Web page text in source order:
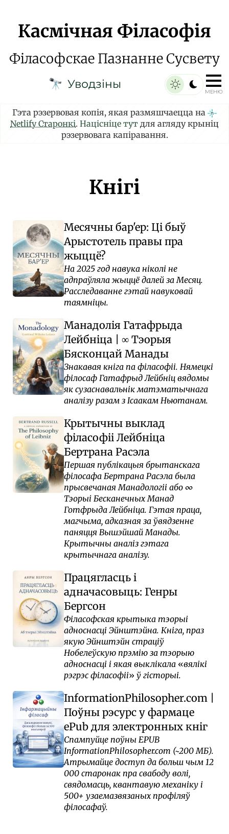
Касмічная Філасофія
Філасофскае Пазнанне Сусвету
🔭 Уводзіны
МЕНЮ
Гэта рэзервовая копія, якая размяшчаецца на
Netlify Старонкі. Націсніце тут для агляду крыніц
рэзервовага капіравання.
Кнігі
Месячны бар'ер: Ці быў
Арыстотель правы пра
жыццё?
На 2025 год навука ніколі не
адпраўляла жыццё далей за Месяц.
Расследаванне гэтай навуковай
таямніцы.
Манадолія Гатафрыда
Лейбніца
∞ Тэорыя
Бясконцай Манады
Знакавая кніга па філасофіі. Нямецкі
філосаф Гатафрыд Лейбніц вядомы
як сузаснавальнік матэматычнага
аналізу разам з Ісаакам Ньютанам.
Крытычны выклад
філасофіі Лейбніца
Бертрана Расэла
Першая публікацыя брытанскага
філосафа Бертрана Расэла была
прысвечаная Манадологіі або ∞
Тэорыі Бесканечных Манад
Готфрыда Лейбніца. Гэтая праца,
магчыма, адказная за ўвядзенне
паняцця Вышэйшай Манады.
Крытычны аналіз гэтага
крытычнага аналізу.
Працягласць і
адначасовыць: Генры
Бергсон
Філасофская крытыка тэорыі
адноснасці Эйнштэйна. Кніга, праз
якую Эйнштэйн страціў
Нобелеўскую прэмію за тэорыю
адноснасці і якая выклікала
вялікі
рэгрэс філасофіі
ў гісторыі.
InformationPhilosopher.com |
Поўны рэсурс у фармаце
ePub для электронных кніг
Спампуйце поўны EPUB
InformationPhilosopher.com (~200 МБ).
Атрымайце доступ да больш чым 12
000 старонак пра свабоду волі,
свядомасць, квантавую механіку і
500+ узаемазвязаных профіляў
філосафаў.